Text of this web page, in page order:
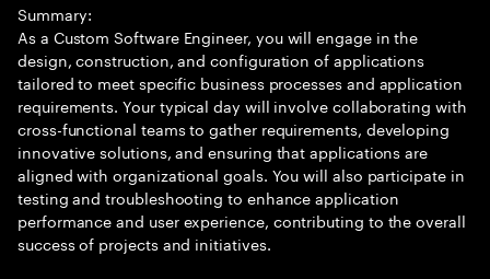
Summary:
As a Custom Software Engineer, you will engage in the
design, construction, and configuration of applications
tailored to meet specific business processes and application
requirements. Your typical day will involve collaborating with
cross-functional teams to gather requirements, developing
innovative solutions, and ensuring that applications are
aligned with organizational goals. You will also participate in
testing and troubleshooting to enhance application
performance and user experience, contributing to the overall
success of projects and initiatives.